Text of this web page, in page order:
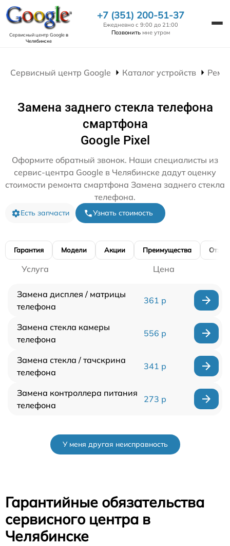
Сервисный центр Googleв
Челябинске
+7 (351) 200-51-37
Ежедневно с 9:00 до 21:00
Позвонить мне утром
Сервисный центр Google Каталог устройств
Замена заднего стекла телефона
смартфона
Google Pixel
Оформите обратный звонок. Наши специалисты из
сервис-центра Google в Челябинске дадут оценку
стоимости ремонта смартфона Замена заднего стекла
телефона.
Есть запчасти Узнать стоимость
Гарантия Модели Акции Преимущества
Услуга Цена
Замена дисплея / матрицы
телефона
361 р
Замена стекла камеры
телефона
556 р
Замена стекла / тачскрина
телефона
341 р
Замена контроллера питания
телефона
273 р
У меня другая неисправность
Гарантийные обязательства
сервисного центра в
Челябинске